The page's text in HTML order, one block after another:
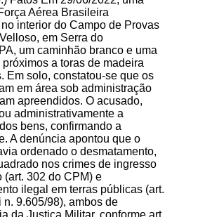
Aérea Brasileira
interior do Campo de Provas
em Serra do
um caminhão branco e uma
próximos a toras de madeira
Em solo, constatou-se que os
em área sob administração
apreendidos. O acusado,
administrativamente a
bens, confirmando a
A denúncia apontou que o
ordenado o desmatamento,
nos crimes de ingresso
(art. 302 do CPM) e
ilegal em terras públicas (art.
n. 9.605/98), ambos de
da Justiça Militar, conforme art.